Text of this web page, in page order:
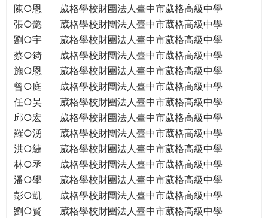
陳○恩
葳格學校財團法人臺中市葳格高級中學
張○懿
葳格學校財團法人臺中市葳格高級中學
劉○宇
葳格學校財團法人臺中市葳格高級中學
蔡○錡
葳格學校財團法人臺中市葳格高級中學
施○恩
葳格學校財團法人臺中市葳格高級中學
曾○庭
葳格學校財團法人臺中市葳格高級中學
任○昊
葳格學校財團法人臺中市葳格高級中學
邱○宏
葳格學校財團法人臺中市葳格高級中學
羅○湧
葳格學校財團法人臺中市葳格高級中學
洪○緁
葳格學校財團法人臺中市葳格高級中學
林○丞
葳格學校財團法人臺中市葳格高級中學
潘○學
葳格學校財團法人臺中市葳格高級中學
彭○凱
葳格學校財團法人臺中市葳格高級中學
劉○賢
葳格學校財團法人臺中市葳格高級中學